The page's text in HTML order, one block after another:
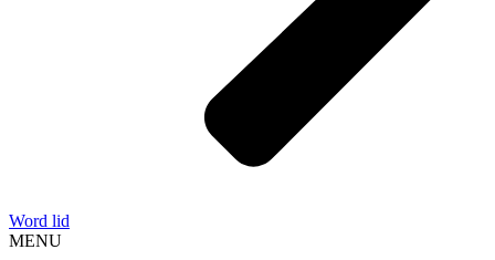
Word lid
MENU